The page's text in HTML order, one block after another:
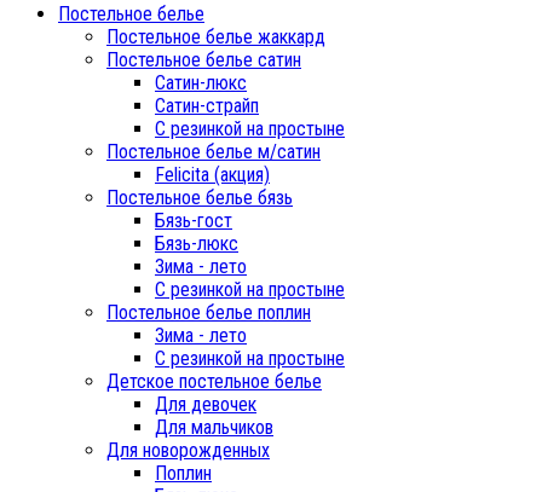
Постельное белье
Постельное белье жаккард
Постельное белье сатин
Сатин-люкс
Сатин-страйп
С резинкой на простыне
Постельное белье м/сатин
Felicita (акция)
Постельное белье бязь
Бязь-гост
Бязь-люкс
Зима - лето
С резинкой на простыне
Постельное белье поплин
Зима - лето
С резинкой на простыне
Детское постельное белье
Для девочек
Для мальчиков
Для новорожденных
Поплин